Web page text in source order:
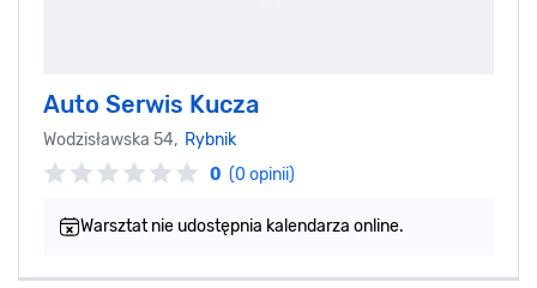
Auto Serwis Kucza
Wodzisławska 54, Rybnik
0 (0 opinii)
Warsztat nie udostępnia kalendarza online.